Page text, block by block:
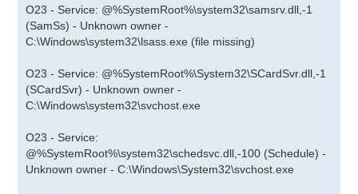
O23 - Service: @%SystemRoot%\system32\samsrv.dll,-1
(SamSs) - Unknown owner -
C:\Windows\system32\lsass.exe (file missing)
O23 - Service: @%SystemRoot%\System32\SCardSvr.dll,-1
(SCardSvr) - Unknown owner -
C:\Windows\system32\svchost.exe
O23 - Service:
@%SystemRoot%\system32\schedsvc.dll,-100 (Schedule) -
Unknown owner - C:\Windows\System32\svchost.exe